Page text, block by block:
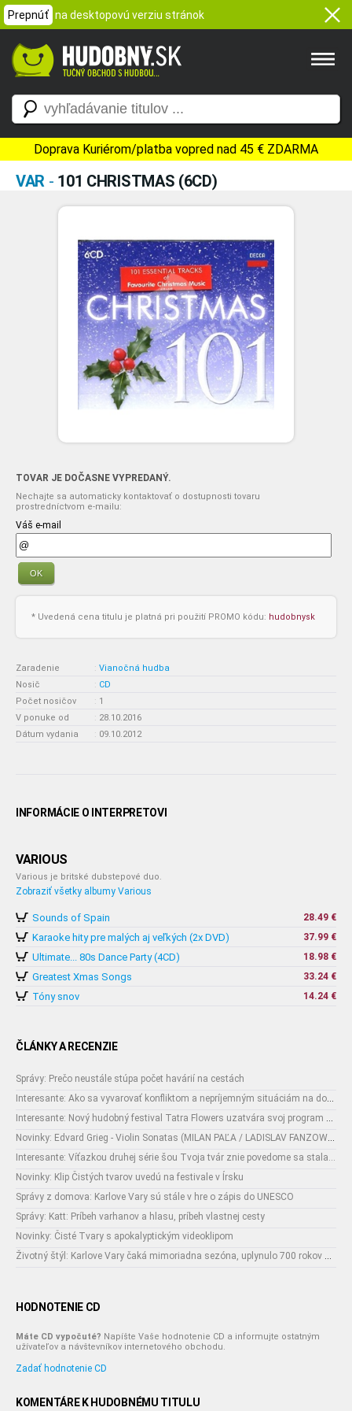
Prepnúť na desktopovú verziu stránok
Doprava Kuriérom/platba vopred nad 45 € ZDARMA
VAR - 101 CHRISTMAS (6CD)
TOVAR JE DOČASNE VYPREDANÝ.
Nechajte sa automaticky kontaktovať o dostupnosti tovaru
prostredníctvom e-mailu:
Váš e-mail
OK
* Uvedená cena titulu je platná pri použití PROMO kódu: hudobnysk
Zaradenie : Vianočná hudba
Nosič
: CD
Počet nosičov
: 1
V ponuke od
: 28.10.2016
Dátum vydania
: 09.10.2012
INFORMÁCIE O INTERPRETOVI
VARIOUS
Various je britské dubstepové duo.
Zobraziť všetky albumy Various
Sounds of Spain 28.49 €
Karaoke hity pre malých aj veľkých (2x DVD) 37.99 €
Ultimate... 80s Dance Party (4CD) 18.98 €
Greatest Xmas Songs 33.24 €
Tóny snov 14.24 €
ČLÁNKY A RECENZIE
Správy: Prečo neustále stúpa počet havárií na cestách
Interesante: Ako sa vyvarovať konfliktom a nepríjemným situáciám na dovolenke
Interesante: Nový hudobný festival Tatra Flowers uzatvára svoj program naozajstnou špecialitou:
Novinky: Edvard Grieg - Violin Sonatas (MILAN PAĽA / LADISLAV FANZOWITZ)
Interesante: Víťazkou druhej série šou Tvoja tvár znie povedome sa stala...
Novinky: Klip Čistých tvarov uvedú na festivale v Írsku
Správy z domova: Karlove Vary sú stále v hre o zápis do UNESCO
Správy: Katt: Príbeh varhanov a hlasu, príbeh vlastnej cesty
Novinky: Čisté Tvary s apokalyptickým videoklipom
Životný štýl: Karlove Vary čaká mimoriadna sezóna, uplynulo 700 rokov od narodenia ich zakladateľa
HODNOTENIE CD
Máte CD vypočuté? Napíšte Vaše hodnotenie CD a informujte ostatným
užívateľov a návštevníkov internetového obchodu.
Zadať hodnotenie CD
KOMENTÁRE K HUDOBNÉMU TITULU